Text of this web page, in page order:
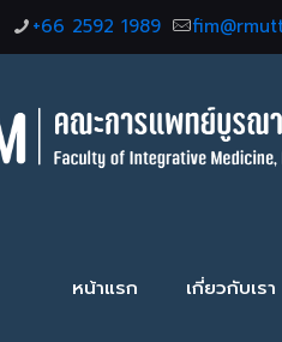
+66 2592 1989
หน้าแรก เกี่ยวกับเรา